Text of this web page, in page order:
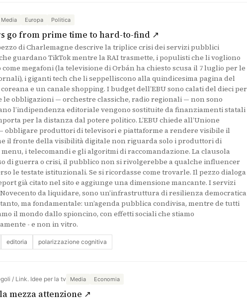
Media Europa Politica
go from prime time to hard-to-find ↗
di Charlemagne descrive la triplice crisi dei servizi pubblici
guardano TikTok mentre la RAI trasmette, i populisti che li vogliono
megafoni (la televisione di Orbán ha chiesto scusa il 7 luglio per le
i giganti tech che li seppelliscono alla quindicesima pagina del
e un canale shopping. I budget dell’EBU sono calati del dieci per
obbligazioni — orchestre classiche, radio regionali — non sono
l’indipendenza editoriale vengono sostituite da finanziamenti statali
per la distanza dal potere politico. L’EBU chiede all’Unione
obbligare produttori di televisori e piattaforme a rendere visibile il
il fronte della visibilità digitale non riguarda solo i produttori di
i telecomandi e gli algoritmi di raccomandazione. La clausola
di guerra o crisi, il pubblico non si rivolgerebbe a qualche influencer
le testate istituzionali. Se si ricordasse come trovarle. Il pezzo dialoga
già citato nel sito e aggiunge una dimensione mancante. I servizi
da liquidare, sono un’infrastruttura di resilienza democratica
ma fondamentale: un’agenda pubblica condivisa, mentre de tutti
il mondo dallo spioncino, con effetti sociali che stiamo
- e non in vitro.
editoria polarizzazione cognitiva
/ Link. Idee per la tv Media Economia
mezza attenzione ↗